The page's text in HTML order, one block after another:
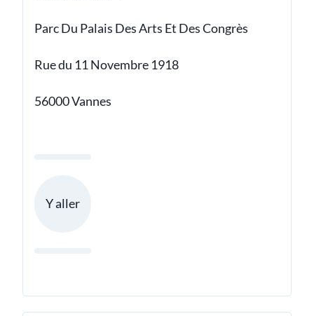
Parc Du Palais Des Arts Et Des Congrès
Rue du 11 Novembre 1918
56000 Vannes
Y aller